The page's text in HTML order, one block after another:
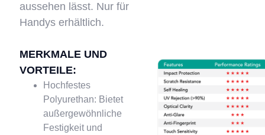
aussehen lässt. Nur für
Handys erhältlich.
MERKMALE UND
VORTEILE:
Hochfestes
Polyurethan: Bietet
außergewöhnliche
Festigkeit und